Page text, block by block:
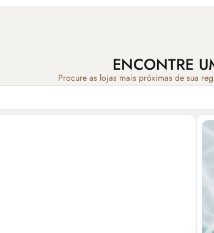
ENCONTRE
Procure as lojas mais próximas de sua